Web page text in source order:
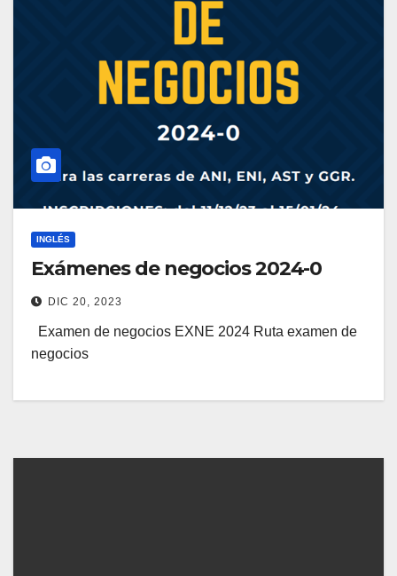
INGLÉS
Exámenes de negocios 2024-0
DIC 20, 2023
Examen de negocios EXNE 2024 Ruta examen de
negocios